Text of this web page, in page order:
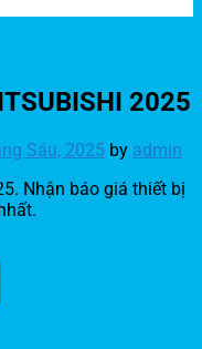
2025
Sáu, 2025 by admin
Nhận báo giá thiết bị